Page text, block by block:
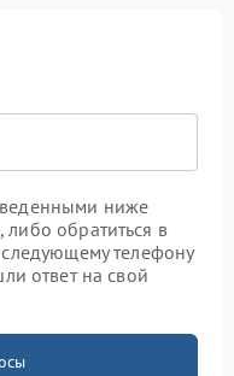
ниже
обратиться в
телефону
ответ на свой